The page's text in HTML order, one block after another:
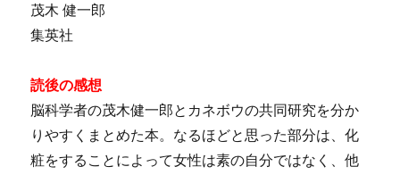
茂木 健一郎
集英社
読後の感想
脳科学者の茂木健一郎とカネボウの共同研究を分か
りやすくまとめた本。なるほどと思った部分は、化
粧をすることによって女性は素の自分ではなく、他